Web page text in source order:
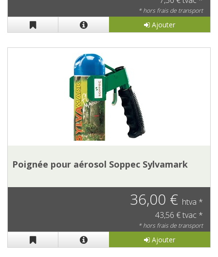
* hors frais de transport
Ajouter
Poignée pour aérosol Soppec Sylvamark
36,00 € htva *
43,56 € tvac *
* hors frais de transport
Ajouter